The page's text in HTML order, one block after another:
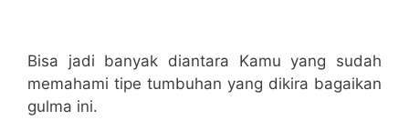
Bisa jadi banyak diantara Kamu yang sudah
memahami tipe tumbuhan yang dikira bagaikan
gulma ini.